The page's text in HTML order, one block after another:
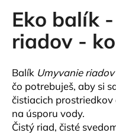
produktu
je
0,0
hviezdičiek.
Eko balík
riadov -
Balík Umyvanie riadov
čo potrebuješ, aby si
čistiacich
na úsporu vody.
Čistý riad, čisté
HĽADAŤ
O
d
p
o